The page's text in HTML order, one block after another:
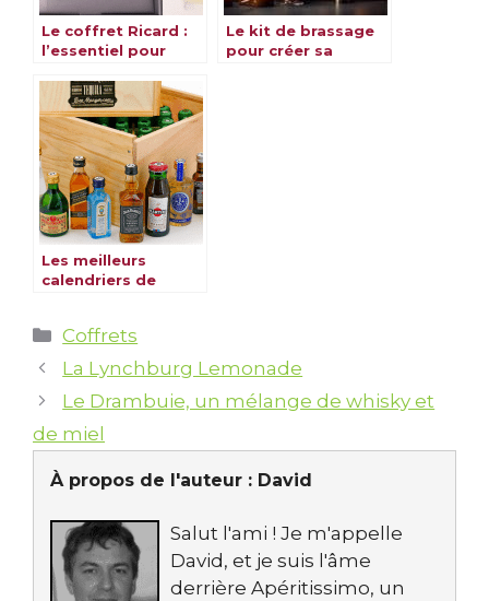
Le coffret Ricard :
l’essentiel pour
à la française
Le kit de brassage
pour créer sa
Les meilleurs
calendriers de
Catégories
Coffrets
La Lynchburg Lemonade
Le Drambuie, un mélange de whisky et
de miel
À propos de l'auteur : David
Salut l'ami ! Je m'appelle
David, et je suis l'âme
derrière Apéritissimo, un